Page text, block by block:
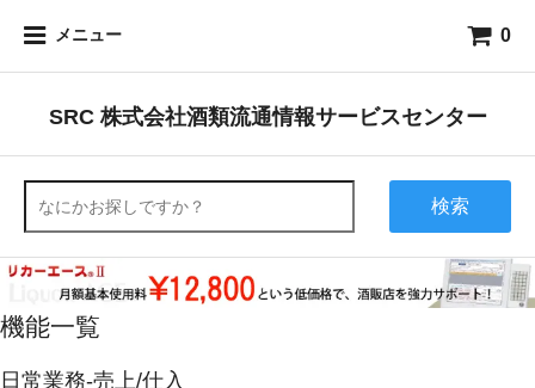
メニュー 0
SRC 株式会社酒類流通情報サービスセンター
検索
機能一覧
日常業務-売上/仕入